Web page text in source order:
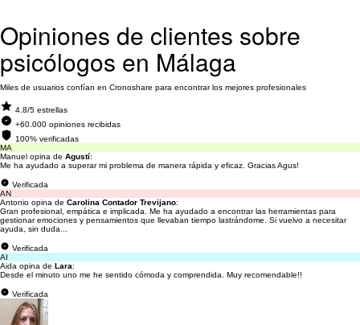
Opiniones de clientes sobre
psicólogos en Málaga
Miles de usuarios confían en Cronoshare para encontrar los mejores profesionales
4.8/5 estrellas
+60.000 opiniones recibidas
100% verificadas
MA
Manuel opina de Agustí:
Me ha ayudado a superar mi problema de manera rápida y eficaz. Gracias Agus!
Verificada
AN
Antonio opina de Carolina Contador Trevijano:
Gran profesional, empática e implicada. Me ha ayudado a encontrar las herramientas para
gestionar emociones y pensamientos que llevaban tiempo lastrándome. Si vuelvo a necesitar
ayuda, sin duda...
Verificada
AI
Aida opina de Lara:
Desde el minuto uno me he sentido cómoda y comprendida. Muy recomendable!!
Verificada